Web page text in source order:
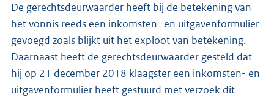
De gerechtsdeurwaarder heeft bij de betekening van
het vonnis reeds een inkomsten- en uitgavenformulier
gevoegd zoals blijkt uit het exploot van betekening.
Daarnaast heeft de gerechtsdeurwaarder gesteld dat
hij op 21 december 2018 klaagster een inkomsten- en
uitgavenformulier heeft gestuurd met verzoek dit